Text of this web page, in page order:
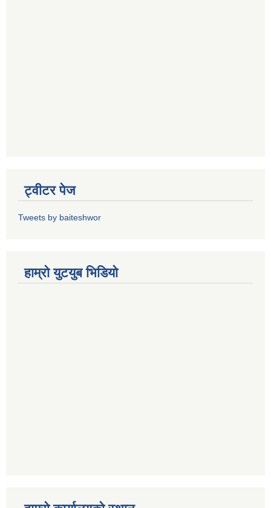
ट्वीटर पेज
Tweets by baiteshwor
हाम्राे युटयुब भिडियाे